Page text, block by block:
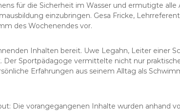
für die Sicherheit im Wasser und ermutigte alle
einzubringen. Gesa Fricke,
des Wochenendes vor.
Inhalten bereit. Uwe Legahn, Leiter einer
Sportpädagoge vermittelte nicht nur
Erfahrungen aus seinem Alltag als
Die vorangegangenen Inhalte wurden anhand